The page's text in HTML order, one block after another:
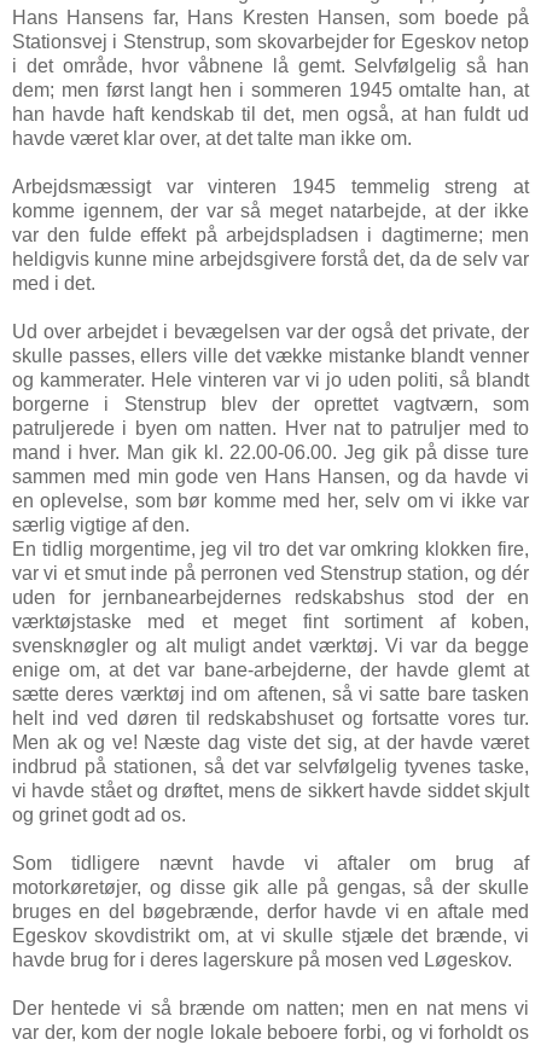
Hans Hansens far, Hans Kresten Hansen, som boede på
Stationsvej i Stenstrup, som skovarbejder for Egeskov netop
i det område, hvor våbnene lå gemt. Selvfølgelig så han
dem; men først langt hen i sommeren 1945 omtalte han, at
han havde haft kendskab til det, men også, at han fuldt ud
havde været klar over, at det talte man ikke om.
Arbejdsmæssigt var vinteren 1945 temmelig streng at
komme igennem, der var så meget natarbejde, at der ikke
var den fulde effekt på arbejdspladsen i dagtimerne; men
heldigvis kunne mine arbejdsgivere forstå det, da de selv var
med i det.
Ud over arbejdet i bevægelsen var der også det private, der
skulle passes, ellers ville det vække mistanke blandt venner
og kammerater. Hele vinteren var vi jo uden politi, så blandt
borgerne i Stenstrup blev der oprettet vagtværn, som
patruljerede i byen om natten. Hver nat to patruljer med to
mand i hver. Man gik kl. 22.00-06.00. Jeg gik på disse ture
sammen med min gode ven Hans Hansen, og da havde vi
en oplevelse, som bør komme med her, selv om vi ikke var
særlig vigtige af den.
En tidlig morgentime, jeg vil tro det var omkring klokken fire,
var vi et smut inde på perronen ved Stenstrup station, og dér
uden for jernbanearbejdernes redskabshus stod der en
værktøjstaske med et meget fint sortiment af koben,
svensknøgler og alt muligt andet værktøj. Vi var da begge
enige om, at det var bane-arbejderne, der havde glemt at
sætte deres værktøj ind om aftenen, så vi satte bare tasken
helt ind ved døren til redskabshuset og fortsatte vores tur.
Men ak og ve! Næste dag viste det sig, at der havde været
indbrud på stationen, så det var selvfølgelig tyvenes taske,
vi havde stået og drøftet, mens de sikkert havde siddet skjult
og grinet godt ad os.
Som tidligere nævnt havde vi aftaler om brug af
motorkøretøjer, og disse gik alle på gengas, så der skulle
bruges en del bøgebrænde, derfor havde vi en aftale med
Egeskov skovdistrikt om, at vi skulle stjæle det brænde, vi
havde brug for i deres lagerskure på mosen ved Løgeskov.
Der hentede vi så brænde om natten; men en nat mens vi
var der, kom der nogle lokale beboere forbi, og vi forholdt os